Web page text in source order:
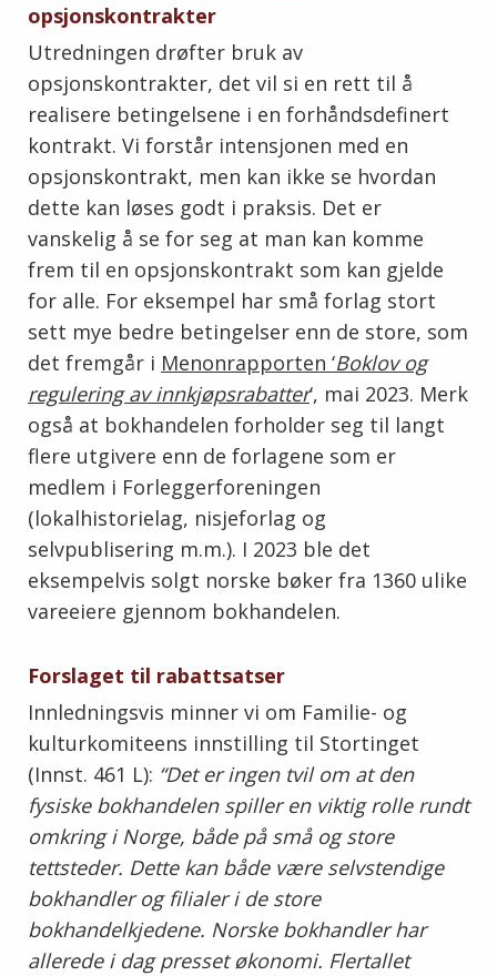
opsjonskontrakter
Utredningen drøfter bruk av
opsjonskontrakter, det vil si en rett til å
realisere betingelsene i en forhåndsdefinert
kontrakt. Vi forstår intensjonen med en
opsjonskontrakt, men kan ikke se hvordan
dette kan løses godt i praksis. Det er
vanskelig å se for seg at man kan komme
frem til en opsjonskontrakt som kan gjelde
for alle. For eksempel har små forlag stort
sett mye bedre betingelser enn de store, som
det fremgår i Menonrapporten ‘Boklov og
regulering av innkjøpsrabatter‘, mai 2023. Merk
også at bokhandelen forholder seg til langt
flere utgivere enn de forlagene som er
medlem i Forleggerforeningen
(lokalhistorielag, nisjeforlag og
selvpublisering m.m.). I 2023 ble det
eksempelvis solgt norske bøker fra 1360 ulike
vareeiere gjennom bokhandelen.
Forslaget til rabattsatser
Innledningsvis minner vi om Familie- og
kulturkomiteens innstilling til Stortinget
(Innst. 461 L): “Det er ingen tvil om at den
fysiske bokhandelen spiller en viktig rolle rundt
omkring i Norge, både på små og store
tettsteder. Dette kan både være selvstendige
bokhandler og filialer i de store
bokhandelkjedene. Norske bokhandler har
allerede i dag presset økonomi. Flertallet